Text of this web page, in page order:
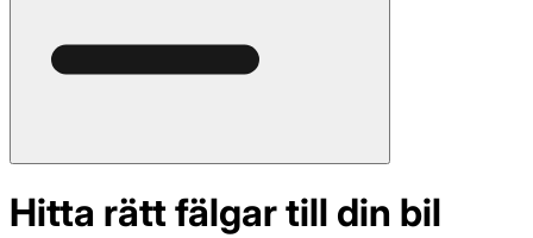
Hitta rätt fälgar till din bil